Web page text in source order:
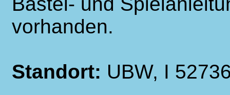
vorhanden.
Standort: UBW, I